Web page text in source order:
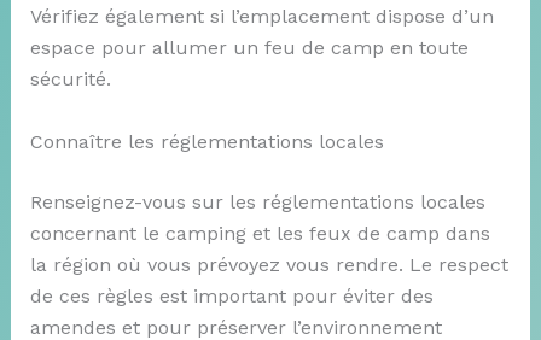
Vérifiez également si l’emplacement dispose d’un
espace pour allumer un feu de camp en toute
sécurité.
Connaître les réglementations locales
Renseignez-vous sur les réglementations locales
concernant le camping et les feux de camp dans
la région où vous prévoyez vous rendre. Le respect
de ces règles est important pour éviter des
amendes et pour préserver l’environnement